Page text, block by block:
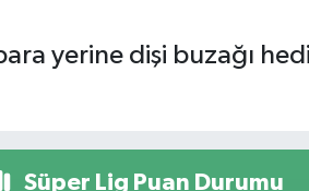
yerine dişi buzağı
Süper Lig Puan Durumu